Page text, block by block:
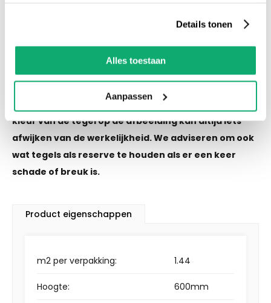
Details tonen
Alles toestaan
Aanpassen
om ook wat tegels als reserve te houden als er
Eigenschappen
Let op! Over gebleven tegels mogen niet retour! De
kleur van de tegel op de afbeelding kan altijd iets
afwijken van de werkelijkheid. We adviseren om ook
wat tegels als reserve te houden als er een keer
schade of breuk is.
Product eigenschappen
m2 per verpakking: 1.44
Hoogte: 600mm